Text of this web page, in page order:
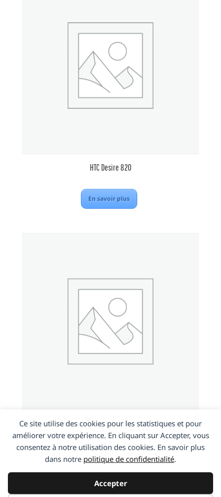
Ce site utilise des cookies pour les statistiques et pour
améliorer votre expérience. En cliquant sur Accepter, vous
consentez à notre utilisation des cookies. En savoir plus
dans notre politique de confidentialité.
Accepter
HTC Desire 820
En savoir plus
HTC Desire 825
En savoir plus